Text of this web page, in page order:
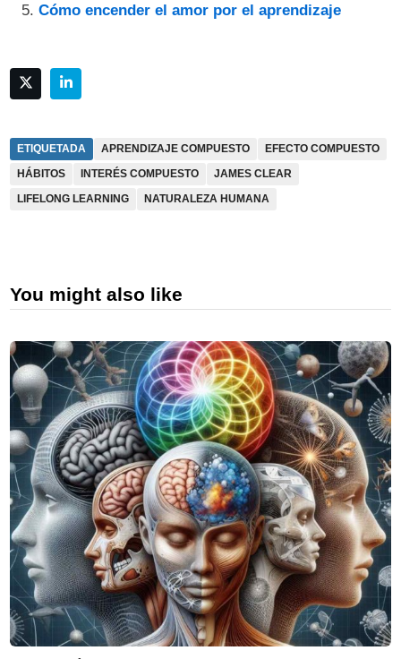
Cómo encender el amor por el aprendizaje
ETIQUETADA APRENDIZAJE COMPUESTO
EFECTO COMPUESTO
HÁBITOS
INTERÉS COMPUESTO
JAMES CLEAR
LIFELONG LEARNING
NATURALEZA HUMANA
You might also like